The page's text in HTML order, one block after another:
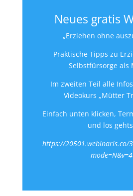
Neues gratis
„Erziehen ohne
Praktische Tipps zu
Selbstfürsorge als
Im zweiten Teil alle
Videokurs „Mütter
Einfach unten klicken,
und los
https://20501.webinaris.co/
mode=N&v=4